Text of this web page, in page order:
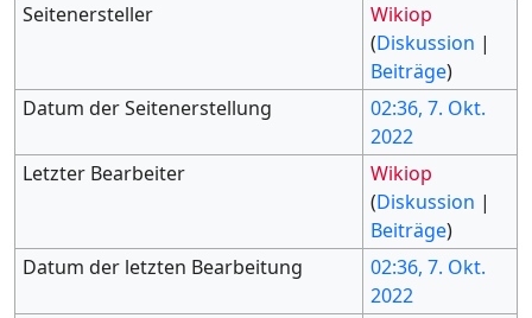
Seitenersteller
Wikiop
(Diskussion |
Beiträge)
Datum der Seitenerstellung
02:36, 7. Okt.
2022
Letzter Bearbeiter
Wikiop
(Diskussion |
Beiträge)
Datum der letzten Bearbeitung
02:36, 7. Okt.
2022